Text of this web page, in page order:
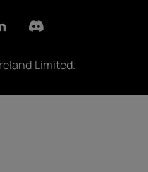
Limited.